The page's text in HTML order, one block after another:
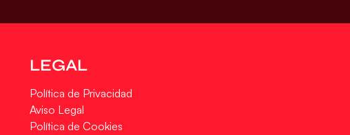
LEGAL
Política de Privacidad
Aviso Legal
Política de Cookies